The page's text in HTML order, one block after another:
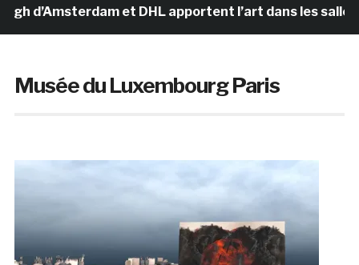
et DHL apportent l’art dans les salles de
Musée du Luxembourg Paris